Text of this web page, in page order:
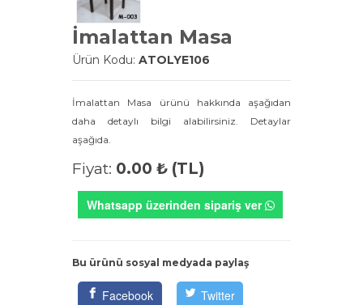
İmalattan Masa
Ürün Kodu: ATOLYE106
İmalattan Masa ürünü hakkında aşağıdan
daha detaylı bilgi alabilirsiniz. Detaylar
aşağıda.
Fiyat: 0.00 ₺ (TL)
Whatsapp üzerinden sipariş ver
Bu ürünü sosyal medyada paylaş
Facebook Twitter